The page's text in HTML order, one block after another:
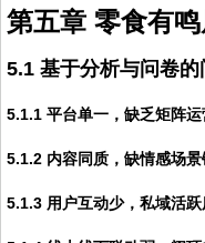
第五章 零食有
5.1 基于分析与问卷的
5.1.1 平台单一，缺乏矩阵运
5.1.2 内容同质，缺情感场景
5.1.3 用户互动少，私域活跃